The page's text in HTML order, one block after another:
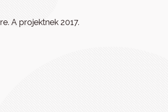
A projektnek 2017.